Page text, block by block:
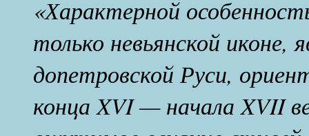
«Характерной
только невьянской иконе,
допетровской Руси,
конца XVI — начала XVII